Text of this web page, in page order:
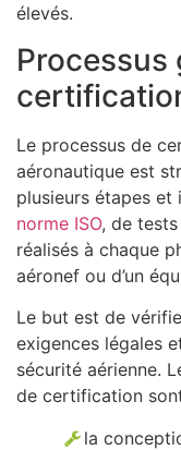
élevés.
Processus
Le processus de
aéronautique est
plusieurs étapes et
norme ISO, de
réalisés à chaque
aéronef ou d’un
Le but est de
exigences légales
sécurité aérienne.
de certification
la